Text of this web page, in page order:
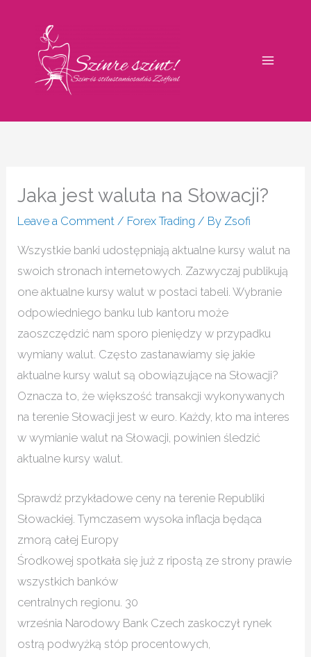
content
Jaka jest waluta na Słowacji?
Leave a Comment / Forex Trading / By Zsofi
Wszystkie banki udostępniają aktualne kursy walut na
swoich stronach internetowych. Zazwyczaj publikują
one aktualne kursy walut w postaci tabeli. Wybranie
odpowiedniego banku lub kantoru może
zaoszczędzić nam sporo pieniędzy w przypadku
wymiany walut. Często zastanawiamy się jakie
aktualne kursy walut są obowiązujące na Słowacji?
Oznacza to, że większość transakcji wykonywanych
na terenie Słowacji jest w euro. Każdy, kto ma interes
w wymianie walut na Słowacji, powinien śledzić
aktualne kursy walut.
Sprawdź przykładowe ceny na terenie Republiki
Słowackiej. Tymczasem wysoka inflacja będąca
zmorą całej Europy
Środkowej spotkała się już z ripostą ze strony prawie
wszystkich banków
centralnych regionu. 30
września Narodowy Bank Czech zaskoczył rynek
ostrą podwyżką stóp procentowych,